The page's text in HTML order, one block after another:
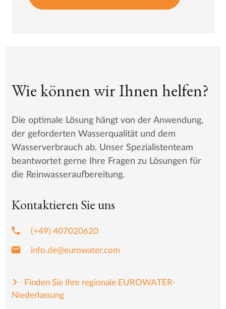
Wie können wir Ihnen helfen?
Die optimale Lösung hängt von der Anwendung,
der geforderten Wasserqualität und dem
Wasserverbrauch ab. Unser Spezialistenteam
beantwortet gerne Ihre Fragen zu Lösungen für
die Reinwasseraufbereitung.
Kontaktieren Sie uns
phone (+49) 407020620
mail info.de@eurowater.com
Finden Sie Ihre regionale EUROWATER-
Niederlassung